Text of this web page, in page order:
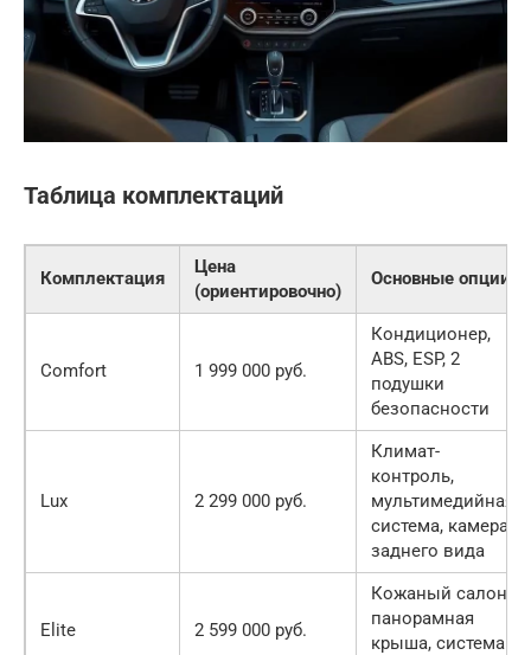
Таблица комплектаций
Комплектация
Цена
(ориентировочно)
Основные опции
Comfort 1 999 000 руб.
Кондиционер,
ABS, ESP, 2
подушки
безопасности
Lux 2 299 000 руб.
Климат-
контроль,
мультимедийная
система, камера
заднего вида
Elite 2 599 000 руб.
Кожаный салон,
панорамная
крыша, система